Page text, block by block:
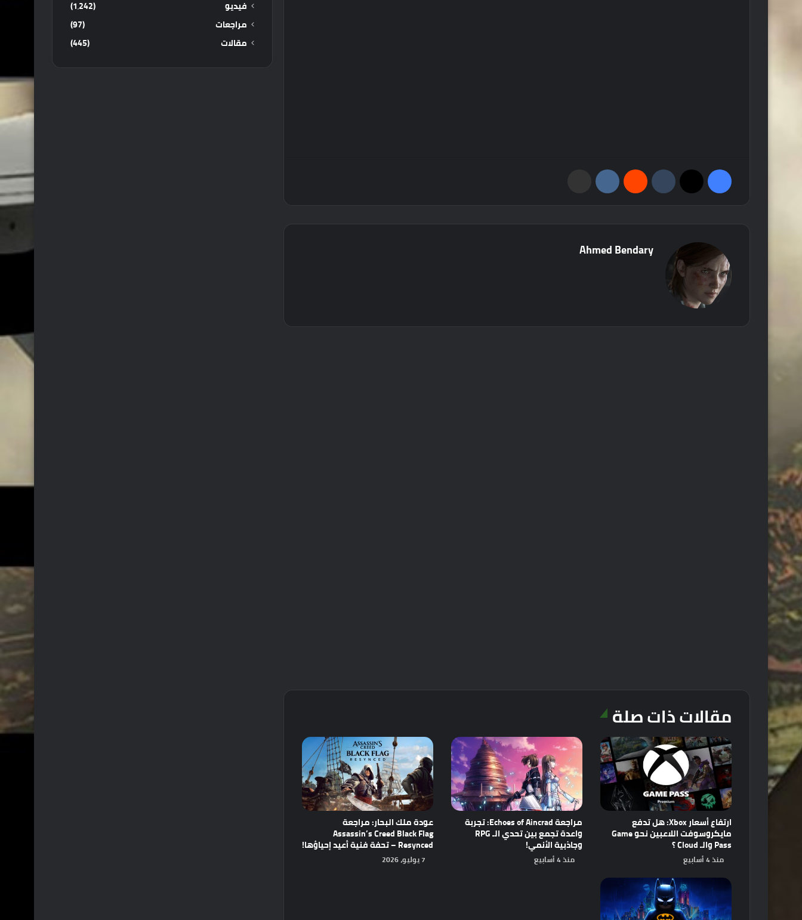
Ahmed Bendary
مقالات ذات صلة
ارتفاع أسعار Xbox: هل تدفع
مايكروسوفت اللاعبين نحو Game
Pass والـ Cloud ؟
منذ 4 أسابيع
مراجعة Echoes of Aincrad: تجربة
واعدة تجمع بين تحدي الـ RPG
وجاذبية الأنمي!
منذ 4 أسابيع
عودة ملك البحار: مراجعة
Assassin’s Creed Black Flag
Resynced – تحفة فنية أعيد إحياؤها!
7 يوليو، 2026
فيديو
(1٬242)
مراجعات
(97)
مقالات
(445)